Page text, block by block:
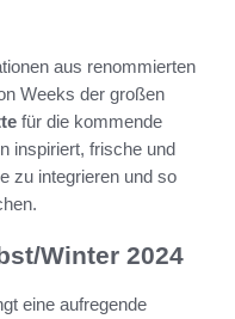
aus renommierten
Weeks der großen
für die kommende
inspiriert, frische und
zu integrieren und so
Winter 2024
eine aufregende